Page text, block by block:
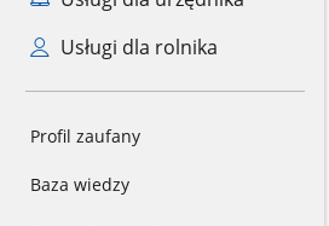
Usługi dla rolnika
Profil zaufany
Baza wiedzy